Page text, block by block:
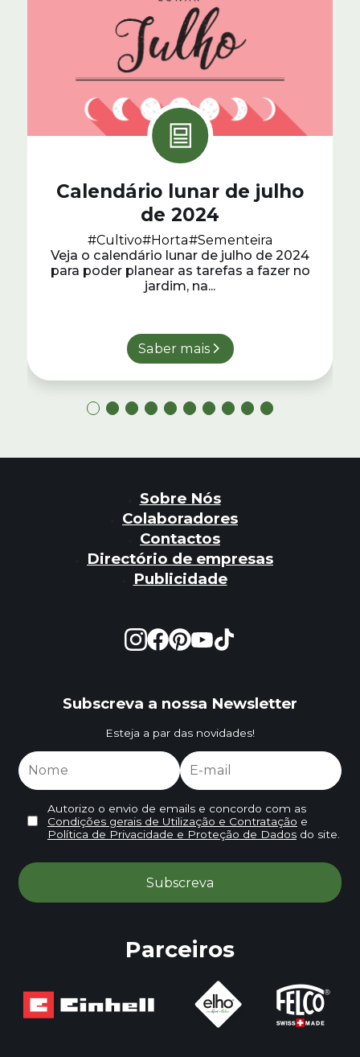
Calendário lunar de julho
de 2024
#Cultivo#Horta#Sementeira
Veja o calendário lunar de julho de 2024
para poder planear as tarefas a fazer no
jardim, na...
Saber mais
Sobre Nós
Colaboradores
Contactos
Directório de empresas
Publicidade
Subscreva a nossa Newsletter
Esteja a par das novidades!
Autorizo o envio de emails e concordo com as
Condições gerais de Utilização e Contratação e
Política de Privacidade e Proteção de Dadosdo site.
Parceiros